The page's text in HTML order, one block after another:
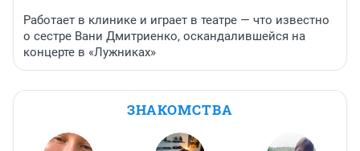
Работает в клинике и играет в театре — что известно
о сестре Вани Дмитриенко, оскандалившейся на
концерте в «Лужниках»
ЗНАКОМСТВА